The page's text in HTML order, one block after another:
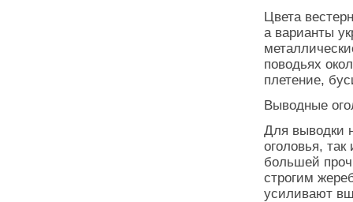
Цвета
а варианты
поводьях
плетение,
Выводные
Для выводки
оголовья,
большей
строгим
усиливают